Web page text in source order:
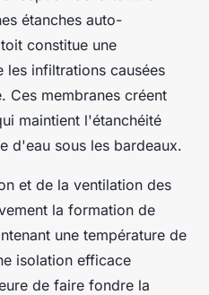
étanches auto-
constitue une
infiltrations causées
Ces membranes créent
maintient l'étanchéité
d'eau sous les bardeaux.
et de la ventilation des
la formation de
une température de
isolation efficace
de faire fondre la